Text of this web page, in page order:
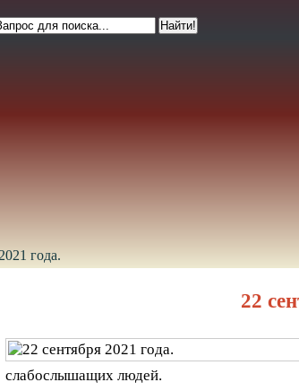
года.
22
слабослышащих людей.